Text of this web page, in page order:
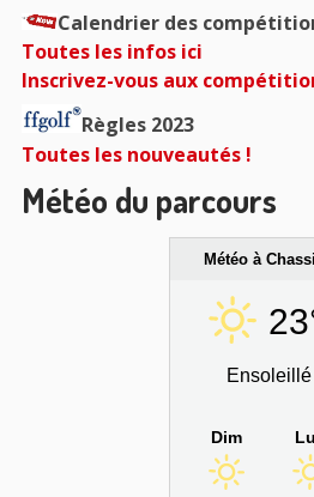
Calendrier des
Toutes les infos ici
Inscrivez-vous aux
Règles 2023
Toutes les nouveautés !
Météo du parcours
Météo à
Ensoleillé
Dim